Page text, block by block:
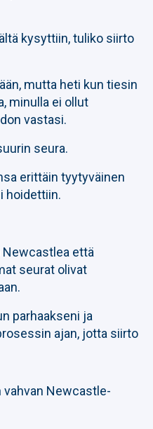
kysyttiin, tuliko siirto
mutta heti kun tiesin
minulla ei ollut
vastasi.
seura.
erittäin tyytyväinen
hoidettiin.
että
seurat olivat
parhaakseni ja
ajan, jotta siirto
vahvan Newcastle-